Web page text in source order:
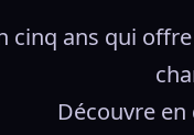
cinq ans qui
Découvre en